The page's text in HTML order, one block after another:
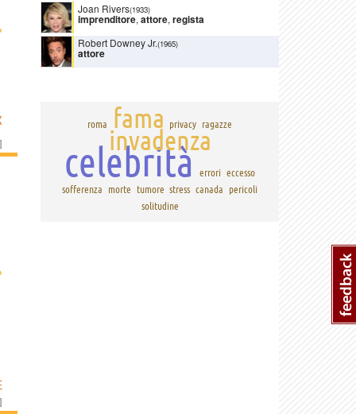
]
]
Joan Rivers(1933)
imprenditore, attore, regista
Robert Downey Jr.(1965)
attore
roma fama privacy ragazze
invadenza
celebrità errori eccesso
sofferenza
morte tumore stress canada
pericoli
solitudine